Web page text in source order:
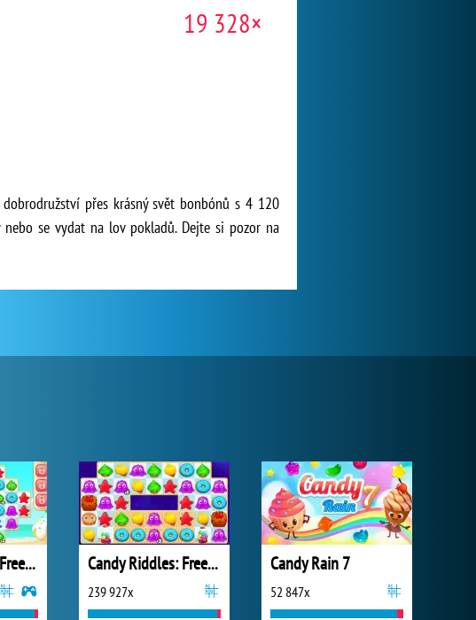
19 328×
přes krásný svět bonbónů s 4 120
se vydat na lov pokladů. Dejte si pozor na
Candy Riddles: Free Match 3 Puzzle Candy Riddles: Free Match 3
239 927x
Candy Rain 7
52 847x